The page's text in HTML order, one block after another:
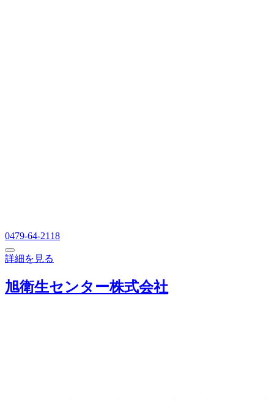
0479-64-2118
詳細を見る
旭衛生センター株式会社